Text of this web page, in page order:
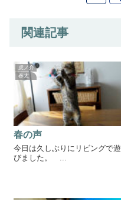
関連記事
虎ノ介
春太
春の声
今日は久しぶりにリビングで遊
びました。 ...